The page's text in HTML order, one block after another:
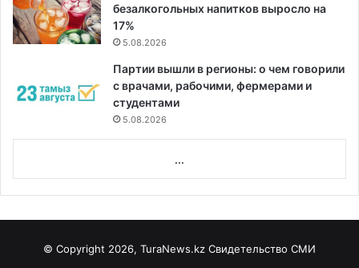
безалкогольных напитков выросло на
17%
5.08.2026
Партии вышли в регионы: о чем говорили
с врачами, рабочими, фермерами и
студентами
5.08.2026
...
© Copyright 2026, TuraNews.kz Свидетельство СМИ